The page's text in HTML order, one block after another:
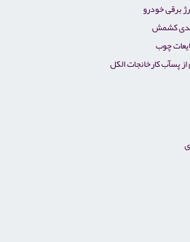
برقی خودرو
کشمش
چوب
پسآب کارخانجات الکل